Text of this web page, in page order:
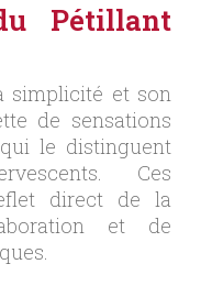
Pétillant
simplicité et son
de sensations
le distinguent
Ces
direct de la
et de